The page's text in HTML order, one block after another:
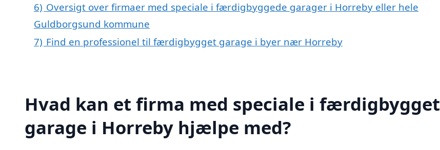
6) Oversigt over firmaer med speciale i færdigbyggede garager i Horreby eller hele
Guldborgsund kommune
7) Find en professionel til færdigbygget garage i byer nær Horreby
Hvad kan et firma med speciale i færdigbygget
garage i Horreby hjælpe med?